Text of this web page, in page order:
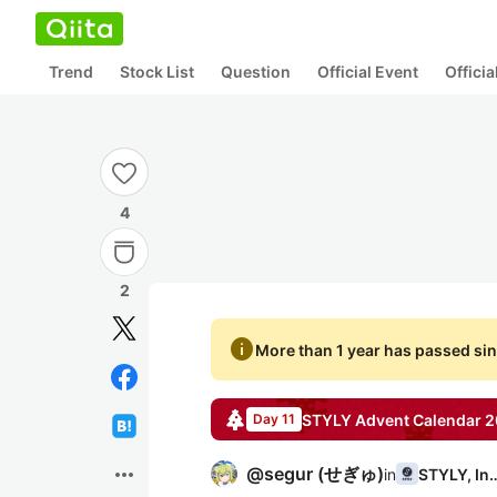
Trend Stock List Question Official Event
4
2
more_horiz
infoMore than 1 year has passed
Day 11 STYLYAdvent Calendar
@segur (せぎゅ)in